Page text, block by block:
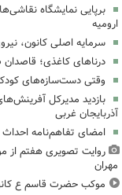
برپایی نمایشگاه
ارومیه
سرمایه اصلی کانون،
درناهای کاغذی؛
وقتی دست‌سازه‌های
بازدید مدیرکل
آذربایجان غربی
امضای تفاهم‌نامه
روایت تصویری هفتم از
مهران
موکب حضرت قاسم ع